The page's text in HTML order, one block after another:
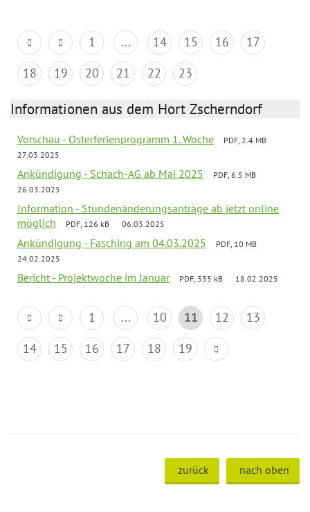
1 ... 14 15 16
17
18
19 20 21 22 23
Informationen aus dem Hort Zscherndorf
Vorschau - Osterferienprogramm 1. Woche
PDF, 2.4 MB
27.03.2025
Ankündigung - Schach-AG ab Mai 2025
PDF, 6.5 MB
26.03.2025
Information - Stundenänderungsanträge ab jetzt online
möglich
PDF, 126 kB 06.03.2025
Ankündigung - Fasching am 04.03.2025
PDF, 10 MB
24.02.2025
Bericht - Projektwoche im Januar PDF, 335 kB 18.02.2025
1 ... 10 11 12
13
14
15 16 17 18 19
zurück nach oben